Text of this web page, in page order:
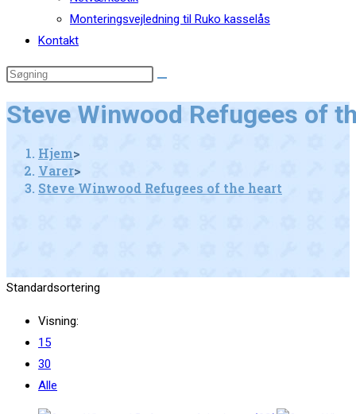
Monteringsvejledning til Ruko kasselås
Kontakt
Steve Winwood Refugees of
Hjem>
Varer>
Steve Winwood Refugees of the heart
Standardsortering
Visning:
15
30
Alle